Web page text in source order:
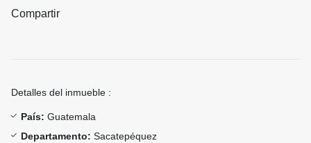
Compartir
Detalles del inmueble :
País: Guatemala
Departamento: Sacatepéquez